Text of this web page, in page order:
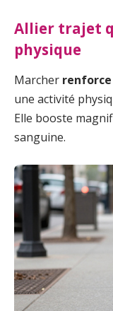
Allier trajet
physique
Marcher
une activité
Elle booste
sanguine.